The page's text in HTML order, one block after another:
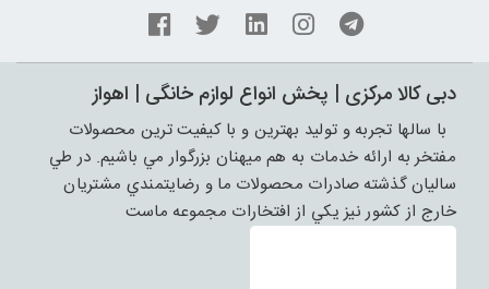
دبی کالا مرکزی | پخش انواع لوازم خانگی | اهواز
با سالها تجربه و توليد بهترين و با کيفيت ترين محصولات
مفتخر به ارائه خدمات به هم ميهنان بزرگوار مي باشيم. در طي
ساليان گذشته صادرات محصولات ما و رضايتمندي مشتريان
خارج از کشور نيز يکي از افتخارات مجموعه ماست